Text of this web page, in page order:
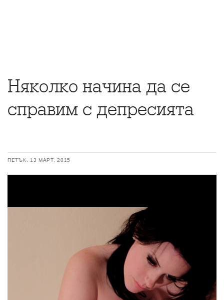
Няколко начина да се
справим с депресията
ПЕТЪК, 13 МАРТ, 2015